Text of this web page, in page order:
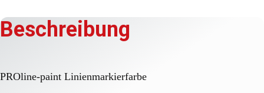
Beschreibung
PROline-paint Linienmarkierfarbe